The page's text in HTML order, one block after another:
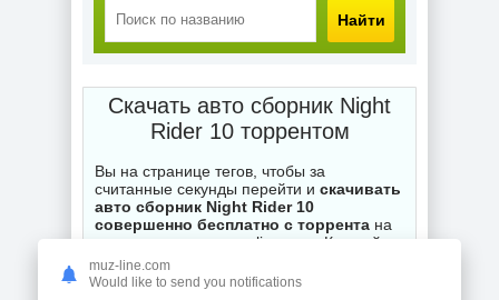
Найти
Скачать авто сборник Night
Rider 10 торрентом
Вы на странице тегов, чтобы за
считанные секунды перейти и скачивать
авто сборник Night Rider 10
совершенно бесплатно с торрента на
нашем торренте muz-line.com. Каждый
.torrent файл на сайте ожидает ваших
загрузок, при возникновении вопросов по
muz-line.com
Would like to send you notifications